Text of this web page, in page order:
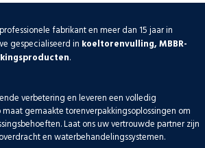
fabrikant en meer dan 15 jaar in
gespecialiseerd in koeltorenvulling, MBBR-
.
verbetering en leveren een volledig
gemaakte torenverpakkingsoplossingen om
Laat ons uw vertrouwde partner zijn
en waterbehandelingssystemen.